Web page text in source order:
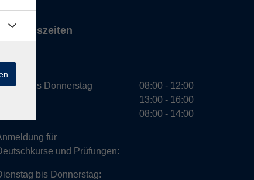
Öffnungszeiten
bis Donnerstag
für
und Prüfungen:
bis Donnerstag:
08:00 - 12:00
13:00 - 16:00
08:00 - 14:00